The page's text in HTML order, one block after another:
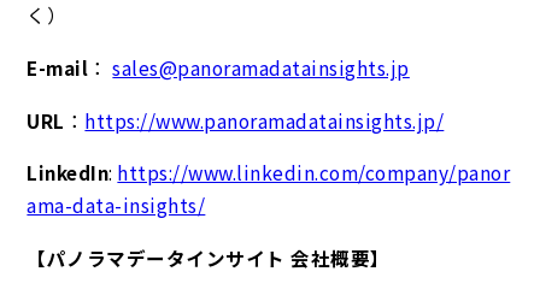
く）
E-mail ：sales@panoramadatainsights.jp
URL ： https://www.panoramadatainsights.jp/
LinkedIn: https://www.linkedin.com/company/panor
ama-data-insights/
【パノラマデータインサイト 会社概要】